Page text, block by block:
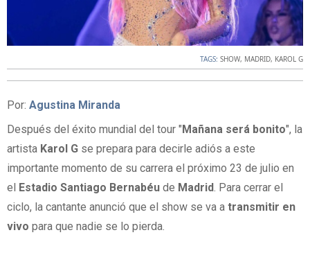
TAGS: SHOW, MADRID, KAROL G
Por: Agustina Miranda
Después del éxito mundial del tour " Mañana será bonito", la
artista Karol G se prepara para decirle adiós a este
importante momento de su carrera el próximo 23 de julio en
el
Estadio Santiago Bernabéu de Madrid. Para cerrar el
ciclo, la cantante anunció que el show se va a transmitir en
vivo para que nadie se lo pierda.